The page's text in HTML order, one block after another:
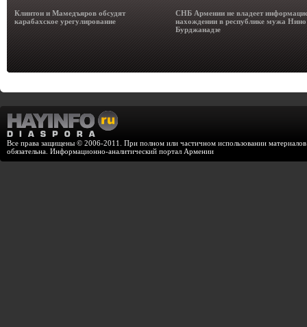
Клинтон и Мамедъяров обсудят
карабахское урегулирование
СНБ Армении не владеет
нахождении в республике мужа Нино
Бурджанадзе
Все права защищены © 2006-2011. При полном или частичном использовании
обязательна. Информационно-аналитический портал Армении